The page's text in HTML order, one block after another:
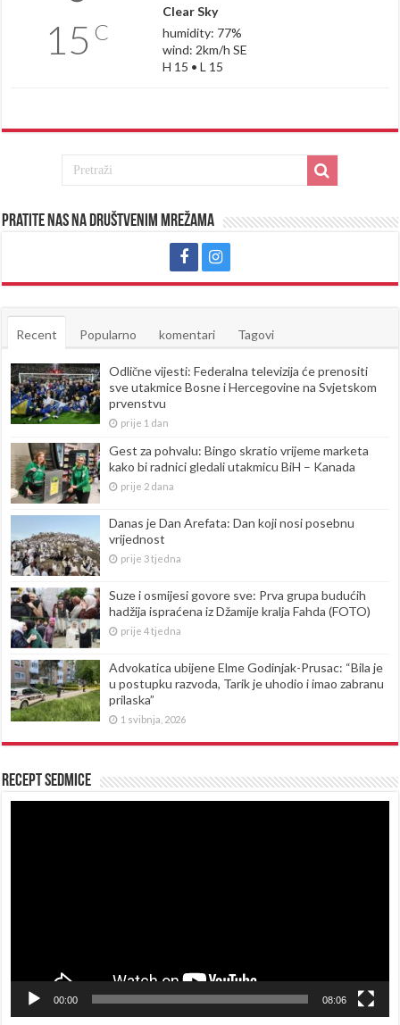
15 C
Clear Sky
humidity: 77%
wind: 2km/h SE
H 15 • L 15
Pratite nas na društvenim mrežama
Recent Popularno komentari Tagovi
Odlične vijesti: Federalna televizija će prenositi
sve utakmice Bosne i Hercegovine na Svjetskom
prvenstvu
prije 1 dan
Gest za pohvalu: Bingo skratio vrijeme marketa
kako bi radnici gledali utakmicu BiH – Kanada
prije 2 dana
Danas je Dan Arefata: Dan koji nosi posebnu
vrijednost
prije 3 tjedna
Suze i osmijesi govore sve: Prva grupa budućih
hadžija ispraćena iz Džamije kralja Fahda (FOTO)
prije 4 tjedna
Advokatica ubijene Elme Godinjak-Prusac: “Bila je
u postupku razvoda, Tarik je uhodio i imao zabranu
prilaska”
1 svibnja, 2026
Recept sedmice
00:00 08:06